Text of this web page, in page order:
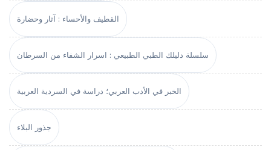
القطيف والأحساء : آثار وحضارة
سلسلة دليلك الطبي الطبيعي : اسرار الشفاء من السرطان
الخبر في الأدب العربي؛ دراسة في السردية العربية
جذور البلاء